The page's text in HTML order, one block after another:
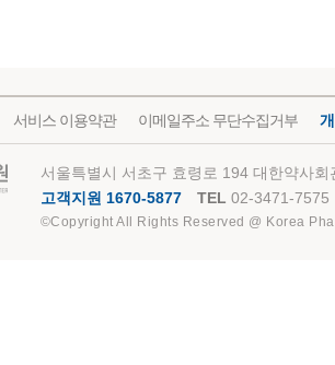
서비스 이용약관 이메일주소 무단수집거부
서울특별시 서초구 효령로 194 대한약사
고객지원 1670-5877
TEL 02-3471-7575
©Copyright All Rights Reserved @ Korea